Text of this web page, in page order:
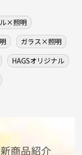
×照明
ガラス×照明
HAGSオリジナル